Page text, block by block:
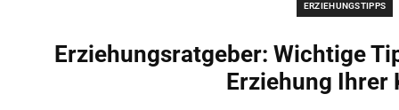
ERZIEHUNGSTIPPS
Erziehungsratgeber: Wichtige
Erziehung Ihrer